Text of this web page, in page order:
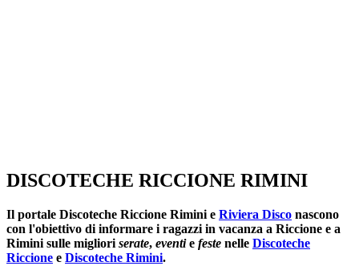
DISCOTECHE RICCIONE RIMINI
Il portale Discoteche Riccione Rimini e Riviera Disco nascono
con l'obiettivo di informare i ragazzi in vacanza a Riccione e a
Rimini sulle migliori serate, eventie feste nelle Discoteche
Riccione e Discoteche Rimini.